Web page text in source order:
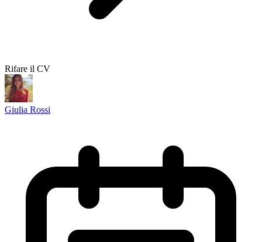
Rifare il CV
Giulia Rossi